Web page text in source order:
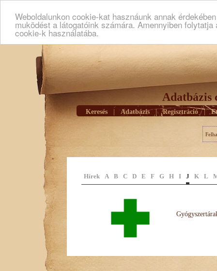
Weboldalunkon cookie-kat hasznáunk annak
muködést a látogatóink számára. Amennyiben
cookie-k használatába.
Adatbázis
Keresés Adatbázis | Regisztráció |
Hírek A B C D E F G H I J K L